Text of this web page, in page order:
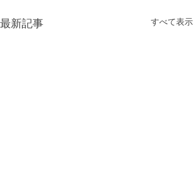
最新記事 すべて表示